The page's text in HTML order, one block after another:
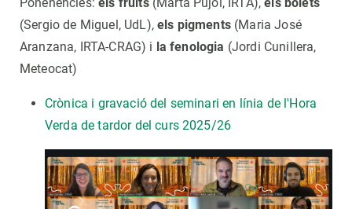
Ponenències:els fruits(Marta Pujol, IRTA),els bolets
(Sergio de Miguel, UdL),els pigments(Maria José
Aranzana, IRTA-CRAG) i la fenologia (Jordi Cunillera,
Meteocat)
Crònica i gravació del seminari en línia de l'Hora
Verda de tardor del curs 2025/26